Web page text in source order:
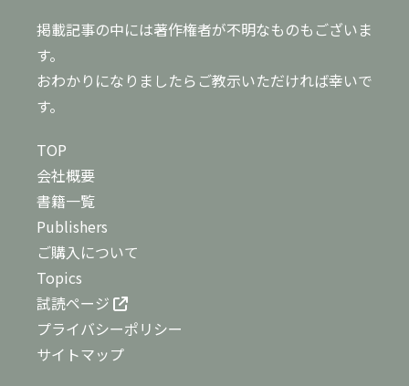
掲載記事の中には著作権者が不明なものもございま
す。
おわかりになりましたらご教示いただければ幸いで
す。
TOP
会社概要
書籍一覧
Publishers
ご購入について
Topics
試読ページ
プライバシーポリシー
サイトマップ